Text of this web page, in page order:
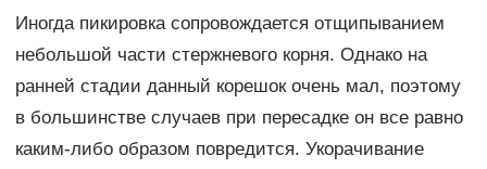
Иногда пикировка сопровождается отщипыванием
небольшой части стержневого корня. Однако на
ранней стадии данный корешок очень мал, поэтому
в большинстве случаев при пересадке он все равно
каким-либо образом повредится. Укорачивание